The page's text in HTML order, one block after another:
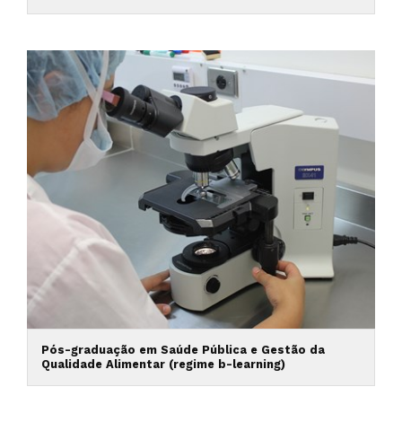
Pós-graduação em Saúde Pública e Gestão da
Qualidade Alimentar (regime b-learning)